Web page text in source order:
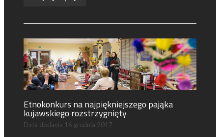
Etnokonkurs na najpiękniejszego pająka
kujawskiego rozstrzygnięty
Data dodania 16 grudnia 2017